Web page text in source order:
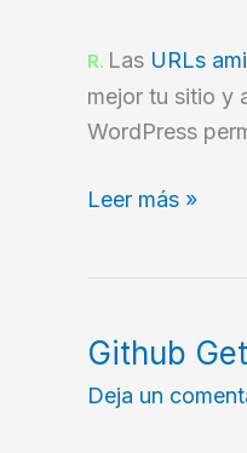
R. Las URLs
mejor tu sitio y
WordPress
Como
en
Leer más »
Github
Deja un